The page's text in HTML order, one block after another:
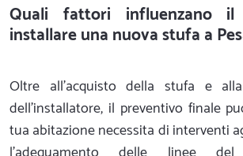
Quali fattori influenzano
installare una nuova stufa a
Oltre all'acquisto della stufa e
dell'installatore, il preventivo finale
tua abitazione necessita di interventi